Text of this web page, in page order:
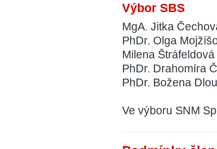
Výbor SBS
MgA. Jitka
PhDr. Olga
Milena Štráfeldová
PhDr. Drahomíra
PhDr. Božena
Ve výboru SNM